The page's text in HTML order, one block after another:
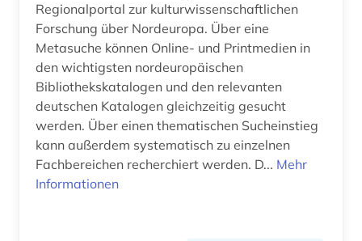
Regionalportal zur kulturwissenschaftlichen
Forschung über Nordeuropa. Über eine
Metasuche können Online- und Printmedien in
den wichtigsten nordeuropäischen
Bibliothekskatalogen und den relevanten
deutschen Katalogen gleichzeitig gesucht
werden. Über einen thematischen Sucheinstieg
kann außerdem systematisch zu einzelnen
Fachbereichen recherchiert werden. D... Mehr
Informationen